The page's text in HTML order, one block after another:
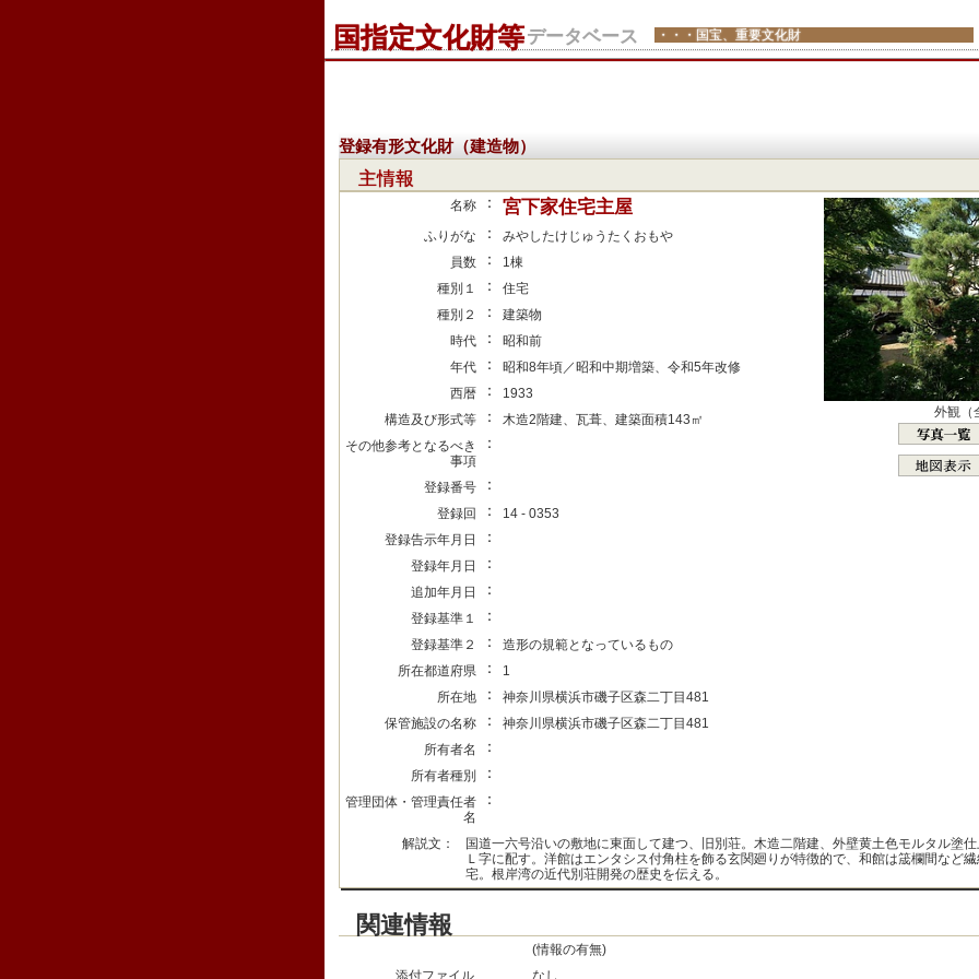
国指定文化財等データベース ・・・国宝、重要文化財
登録有形文化財（建造物）
主情報
名称 ： 宮下家住宅主屋
ふりがな ：
みやしたけじゅうたくおもや
員数
：
1棟
種別１
：
住宅
種別２
：
建築物
時代
：
昭和前
年代
：
昭和8年頃／昭和中期増築、令和5年改修
西暦
：
1933
構造及び形式等
：
木造2階建、瓦葺、建築面積143㎡
その他参考となるべき
事項
：
登録番号 ：
登録回 ：
14 - 0353
登録告示年月日
：
登録年月日 ：
追加年月日 ：
登録基準１ ：
登録基準２ ：
造形の規範となっているもの
所在都道府県
：
1
所在地
：
神奈川県横浜市磯子区森二丁目481
保管施設の名称
：
神奈川県横浜市磯子区森二丁目481
所有者名
：
所有者種別 ：
管理団体・管理責任者
名
：
外観（
解説文：
国道一六号沿いの敷地に東面して建つ、旧別荘。木造二階建、外壁黄土色モルタル塗
Ｌ字に配す。洋館はエンタシス付角柱を飾る玄関廻りが特徴的で、和館は筬欄間など
宅。根岸湾の近代別荘開発の歴史を伝える。
関連情報
(情報の有無)
添付ファイル
なし